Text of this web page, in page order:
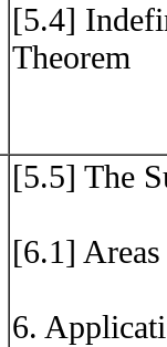
[5.4]
Theorem
[5.5] The
[6.1]
6.